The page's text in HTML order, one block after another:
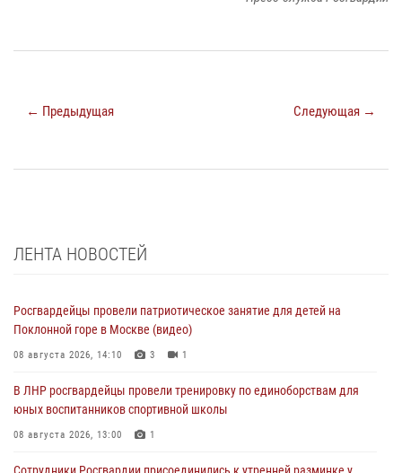
← Предыдущая Следующая →
ЛЕНТА НОВОСТЕЙ
Росгвардейцы провели патриотическое занятие для детей на
Поклонной горе в Москве (видео)
08 августа 2026, 14:10 3 1
В ЛНР росгвардейцы провели тренировку по единоборствам для
юных воспитанников спортивной школы
08 августа 2026, 13:00 1